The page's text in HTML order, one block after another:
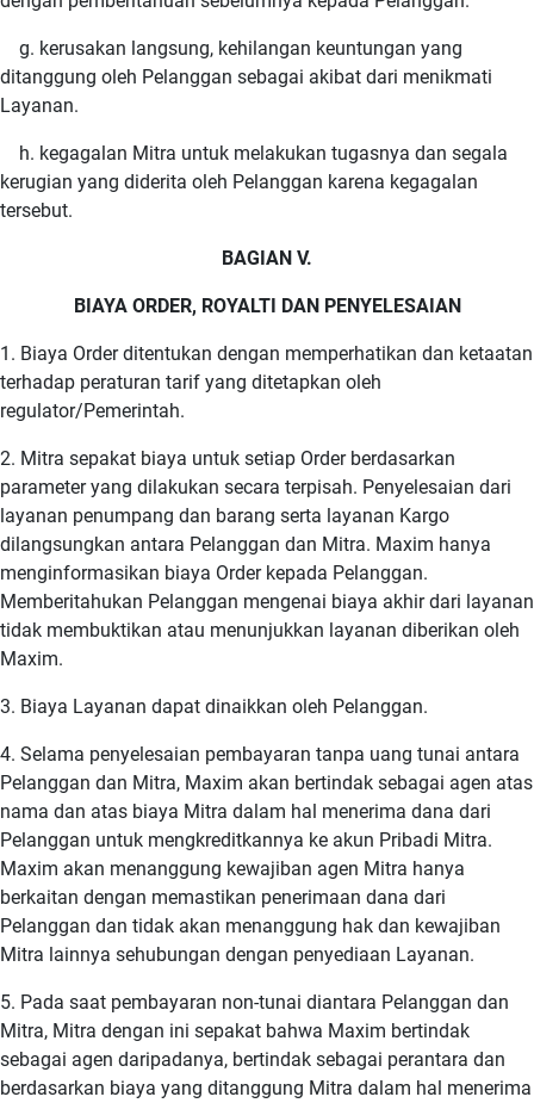
g. kerusakan langsung, kehilangan keuntungan yang
ditanggung oleh Pelanggan sebagai akibat dari menikmati
Layanan.
h. kegagalan Mitra untuk melakukan tugasnya dan segala
kerugian yang diderita oleh Pelanggan karena kegagalan
tersebut.
BAGIAN V.
BIAYA ORDER, ROYALTI DAN PENYELESAIAN
1. Biaya Order ditentukan dengan memperhatikan dan ketaatan
terhadap peraturan tarif yang ditetapkan oleh
regulator/Pemerintah.
2. Mitra sepakat biaya untuk setiap Order berdasarkan
parameter yang dilakukan secara terpisah. Penyelesaian dari
layanan penumpang dan barang serta layanan Kargo
dilangsungkan antara Pelanggan dan Mitra. Maxim hanya
menginformasikan biaya Order kepada Pelanggan.
Memberitahukan Pelanggan mengenai biaya akhir dari layanan
tidak membuktikan atau menunjukkan layanan diberikan oleh
Maxim.
3. Biaya Layanan dapat dinaikkan oleh Pelanggan.
4. Selama penyelesaian pembayaran tanpa uang tunai antara
Pelanggan dan Mitra, Maxim akan bertindak sebagai agen atas
nama dan atas biaya Mitra dalam hal menerima dana dari
Pelanggan untuk mengkreditkannya ke akun Pribadi Mitra.
Maxim akan menanggung kewajiban agen Mitra hanya
berkaitan dengan memastikan penerimaan dana dari
Pelanggan dan tidak akan menanggung hak dan kewajiban
Mitra lainnya sehubungan dengan penyediaan Layanan.
5. Pada saat pembayaran non-tunai diantara Pelanggan dan
Mitra, Mitra dengan ini sepakat bahwa Maxim bertindak
sebagai agen daripadanya, bertindak sebagai perantara dan
berdasarkan biaya yang ditanggung Mitra dalam hal menerima